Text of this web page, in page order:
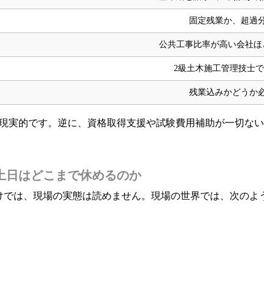
固定残業か、超過
公共工事比率が高い会社
2級土木施工管理技士
残業込みかどうか
実的です。逆に、資格取得支援や試験費用補助が一切な
日はどこまで休めるのか
は、現場の実態は読めません。現場の世界では、次のよ